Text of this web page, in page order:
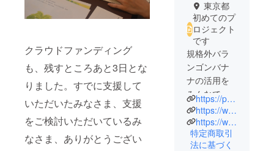
クラウドファンディング
も、残すところあと3日とな
りました。すでに支援して
いただいたみなさま、支援
をご検討いただいているみ
なさま、ありがとうござい
東京都
初めてのプ
ロジェクト
です
規格外バラ
ンゴンバナ
ナの活用を
みんなで考
え、フード
ロスを削減
する参加型
プロジェク
https://poco2banana.info/
https://www.apla.jp/
https://www.aplashop.jp/
特定商取引
法に基づく